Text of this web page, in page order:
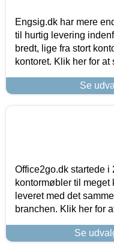
Engsig.dk har mere
til hurtig levering
bredt, lige fra stort
kontoret. Klik her for at
Se
Office2go.dk startede i
kontormøbler til meget
leveret med det
branchen. Klik her for
Se